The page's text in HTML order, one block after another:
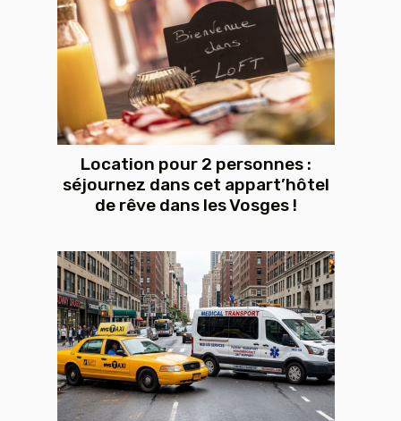
Location pour 2 personnes :
séjournez dans cet appart’hôtel
de rêve dans les Vosges !